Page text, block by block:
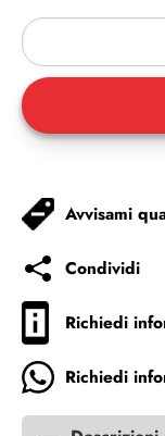
Avvisami
Condividi
Richiedi
Richiedi